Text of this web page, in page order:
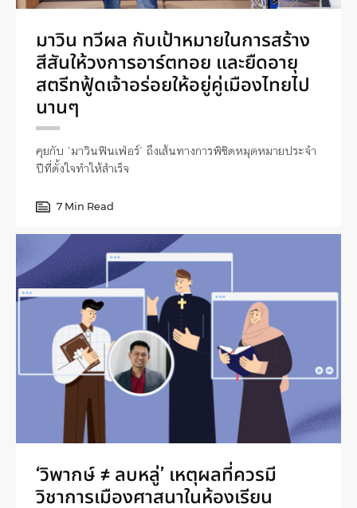
มาวิน ทวีผล กับเป้าหมายในการสร้าง
สีสันให้วงการอาร์ตทอย และยืดอายุ
สตรีทฟู้ดเจ้าอร่อยให้อยู่คู่เมืองไทยไป
นานๆ
คุยกับ ‘มาวินฟินเฟ่อร์’ ถึงเส้นทางการพิชิตหมุดหมายประจำ
ปีที่ตั้งใจทำให้สำเร็จ
7 Min Read
‘วิพากษ์ ≠ ลบหลู่’ เหตุผลที่ควรมี
วิชาการเมืองศาสนาในห้องเรียน